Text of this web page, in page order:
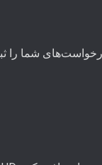
شما را